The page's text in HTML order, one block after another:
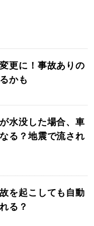
更に！事故ありの
かも
水没した場合、車
る？地震で流され
を起こしても自動
る？